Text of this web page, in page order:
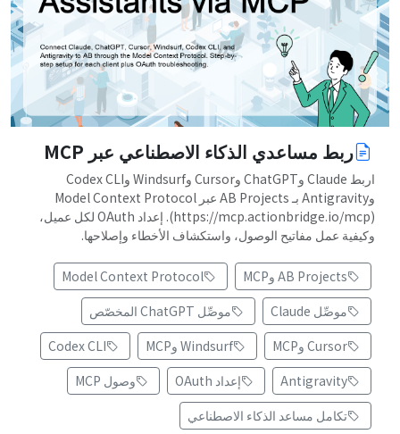
ربط مساعدي الذكاء الاصطناعي عبر MCP
اربط Claude وChatGPT وCursor وWindsurf وCodex CLI
وAntigravity بـ AB Projects عبر Model Context Protocol
(https://mcp.actionbridge.io/mcp). إعداد OAuth لكل عميل،
وكيفية عمل مفاتيح الوصول، واستكشاف الأخطاء وإصلاحها.
AB Projects وMCP
Model Context Protocol
موصِّل Claude
موصِّل ChatGPT المخصّص
Cursor وMCP
Windsurf وMCP
Codex CLI
Antigravity
إعداد OAuth
وصول MCP
تكامل مساعد الذكاء الاصطناعي